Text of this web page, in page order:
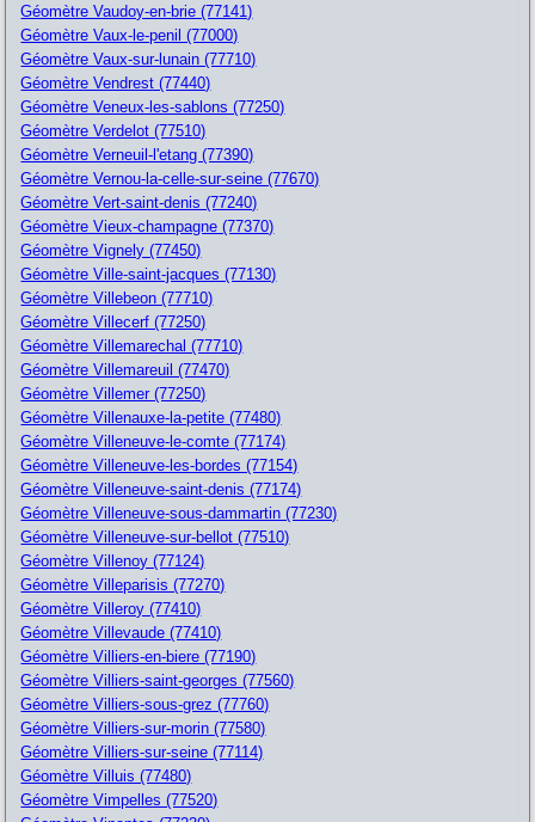
Géomètre Vaudoy-en-brie (77141)
Géomètre Vaux-le-penil (77000)
Géomètre Vaux-sur-lunain (77710)
Géomètre Vendrest (77440)
Géomètre Veneux-les-sablons (77250)
Géomètre Verdelot (77510)
Géomètre Verneuil-l'etang (77390)
Géomètre Vernou-la-celle-sur-seine (77670)
Géomètre Vert-saint-denis (77240)
Géomètre Vieux-champagne (77370)
Géomètre Vignely (77450)
Géomètre Ville-saint-jacques (77130)
Géomètre Villebeon (77710)
Géomètre Villecerf (77250)
Géomètre Villemarechal (77710)
Géomètre Villemareuil (77470)
Géomètre Villemer (77250)
Géomètre Villenauxe-la-petite (77480)
Géomètre Villeneuve-le-comte (77174)
Géomètre Villeneuve-les-bordes (77154)
Géomètre Villeneuve-saint-denis (77174)
Géomètre Villeneuve-sous-dammartin (77230)
Géomètre Villeneuve-sur-bellot (77510)
Géomètre Villenoy (77124)
Géomètre Villeparisis (77270)
Géomètre Villeroy (77410)
Géomètre Villevaude (77410)
Géomètre Villiers-en-biere (77190)
Géomètre Villiers-saint-georges (77560)
Géomètre Villiers-sous-grez (77760)
Géomètre Villiers-sur-morin (77580)
Géomètre Villiers-sur-seine (77114)
Géomètre Villuis (77480)
Géomètre Vimpelles (77520)